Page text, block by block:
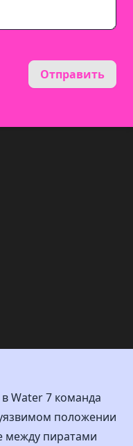
Отправить
Water 7 команда
положении
между пиратами